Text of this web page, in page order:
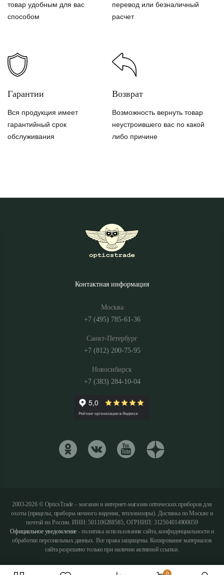
0
товар удобным для вас
способом
перевод или безналичный
расчет
Гарантии
Вся продукция имеет
гарантийный срок
обслуживания
Возврат
Возможность вернуть товар
неустроившего вас по какой
либо причине
Контактная информация
Москва
+7 (495) 785-61-36
Санкт-Петербург
+7 (812) 200-75-95
Новосибирск
+7 (383) 284-10-04
2003-2026 © OpticsTrade – магазин и интернет-магазин оптических приборов для
охоты (прицелы, приборы ночного видения, тепловизоры). Доставка по Москве и
почтой по России. ИНН: 501106288585, ОГРНИП: 312504014900059
Официальное уведомление - политика использования сайта, конфиденциальности и
обработки персональных данных. Все права защищены. Копирование материалов
сайта разрешено только при наличии активной ссылки.